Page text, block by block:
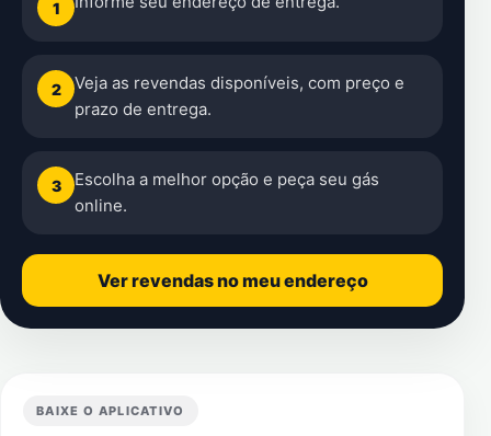
1
2
Veja as revendas disponíveis, com preço e
prazo de entrega.
3
Escolha a melhor opção e peça seu gás
online.
Ver revendas no meu endereço
BAIXE O APLICATIVO